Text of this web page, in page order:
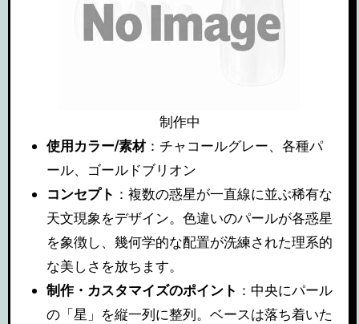
制作中
使用カラー/素材：チャコールグレー、各種パ
ール、ゴールドブリオン
コンセプト ：複数の惑星が一直線に並ぶ稀有な
天文現象をデザイン。色違いのパールが各惑星
を象徴し、幾何学的な配置が洗練された理系的
な美しさを放ちます。
制作・カスタマイズのポイント ：中央にパール
の「星」を縦一列に整列。ベースは落ち着いた